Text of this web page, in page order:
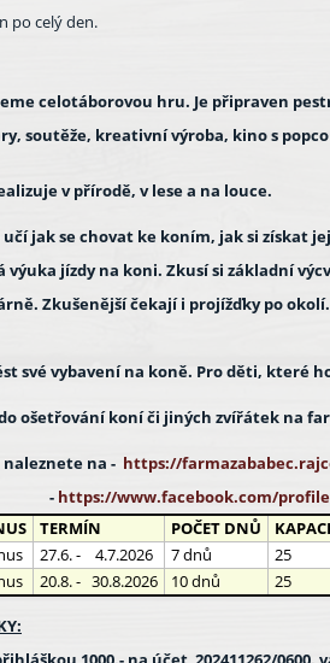
po celý den.
celotáborovou hru. Je připraven
soutěže, kreativní výroba, kino s
v přírodě, v lese a na louce.
jak se chovat ke koním, jak si získat
výuka jízdy na koni. Zkusí si základní
Zkušenější čekají i projížďky po
své vybavení na koně. Pro děti, které
ošetřování koní či jiných zvířátek na
na - https://
https://www.facebook.com/
TERMÍN POČET DNŮ
27.6. - 4.7.2026 7 dnů
25
20.8. - 30.8.2026 10 dnů 25